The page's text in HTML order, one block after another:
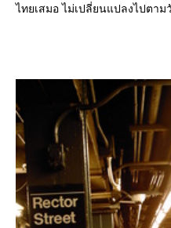
ไทยเสมอ ไม่เปลี่ยนแปลงไปตาม